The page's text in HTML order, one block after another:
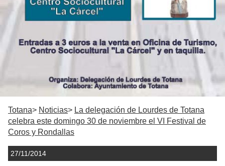
Totana Noticias
La delegación de Lourdes de Totana
celebra este domingo 30 de noviembre el VI Festival de
Coros y Rondallas
27/11/2014